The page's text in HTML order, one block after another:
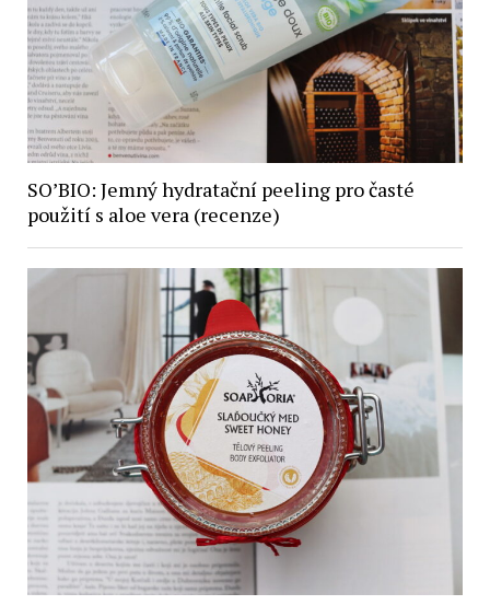
SO’BIO: Jemný hydratační peeling pro časté
použití s aloe vera (recenze)